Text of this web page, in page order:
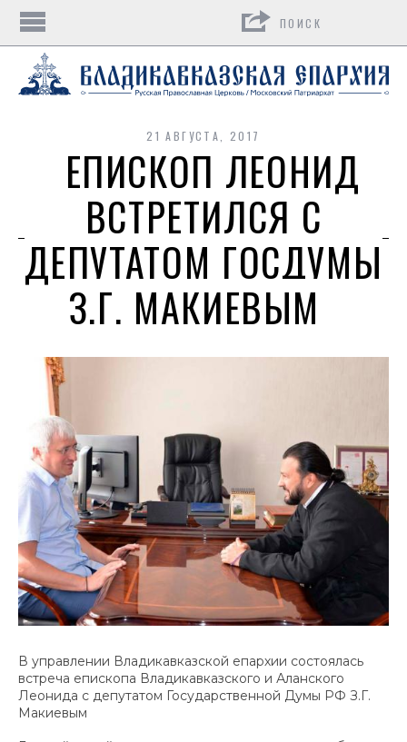
21 АВГУСТА, 2017
ЕПИСКОП ЛЕОНИД
ВСТРЕТИЛСЯ С
ДЕПУТАТОМ ГОСДУМЫ
З.Г. МАКИЕВЫМ
В управлении Владикавказской епархии состоялась
встреча епископа Владикавказского и Аланского
Леонида с депутатом Государственной Думы РФ З.Г.
Макиевым